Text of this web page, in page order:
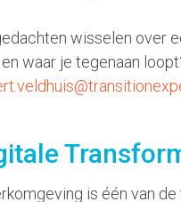
wisselen over
waar je tegenaan
is één van de